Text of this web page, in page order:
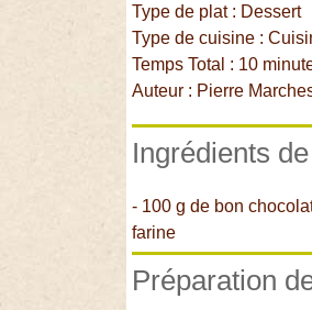
Type de plat : Dessert
Type de cuisine :
Temps Total : 10
Auteur : Pierre
Ingrédients
- 100 g de bon
farine
Préparation